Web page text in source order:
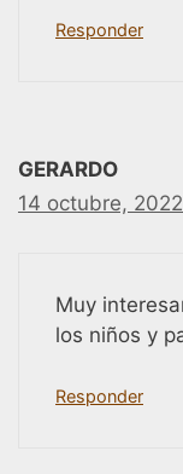
Responder
GERARDO
14 octubre,
Muy
los niños y
Responder